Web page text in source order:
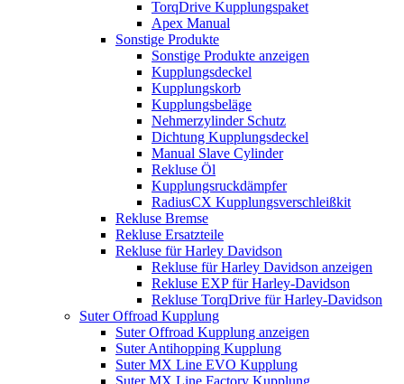
TorqDrive Kupplungspaket
Apex Manual
Sonstige Produkte
Sonstige Produkte anzeigen
Kupplungsdeckel
Kupplungskorb
Kupplungsbeläge
Nehmerzylinder Schutz
Dichtung Kupplungsdeckel
Manual Slave Cylinder
Rekluse Öl
Kupplungsruckdämpfer
RadiusCX Kupplungsverschleißkit
Rekluse Bremse
Rekluse Ersatzteile
Rekluse für Harley Davidson
Rekluse für Harley Davidson anzeigen
Rekluse EXP für Harley-Davidson
Rekluse TorqDrive für Harley-Davidson
Suter Offroad Kupplung
Suter Offroad Kupplung anzeigen
Suter Antihopping Kupplung
Suter MX Line EVO Kupplung
Suter MX Line Factory Kupplung